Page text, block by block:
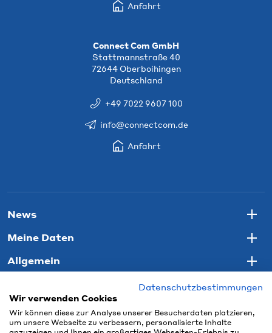
Anfahrt
Connect Com GmbH
Stattmannstraße 40
72644 Oberboihingen
Deutschland
+49 7022 9607 100
info@connectcom.de
Anfahrt
News
Meine Daten
Allgemein
Datenschutzbestimmungen
Wir verwenden Cookies
Wir können diese zur Analyse unserer Besucherdaten platzieren,
um unsere Webseite zu verbessern, personalisierte Inhalte